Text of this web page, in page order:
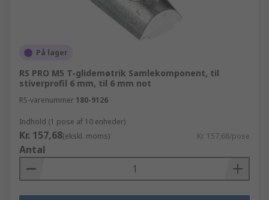
På lager
RS PRO M5 T-glidemøtrik Samlekomponent, til
stiverprofil 6 mm, til 6 mm not
RS-varenummer 180-9126
Indhold (1 pose af 10 enheder)
Kr. 157,68(ekskl. moms) Kr. 157,68/pose
Antal